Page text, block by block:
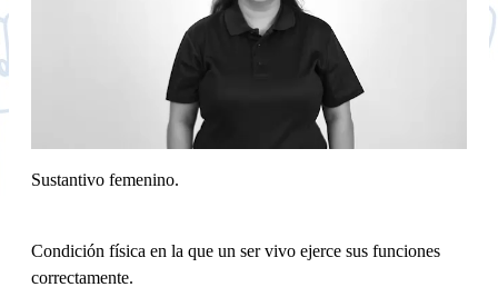
Sustantivo femenino.
Condición física en la que un ser vivo ejerce sus funciones
correctamente.